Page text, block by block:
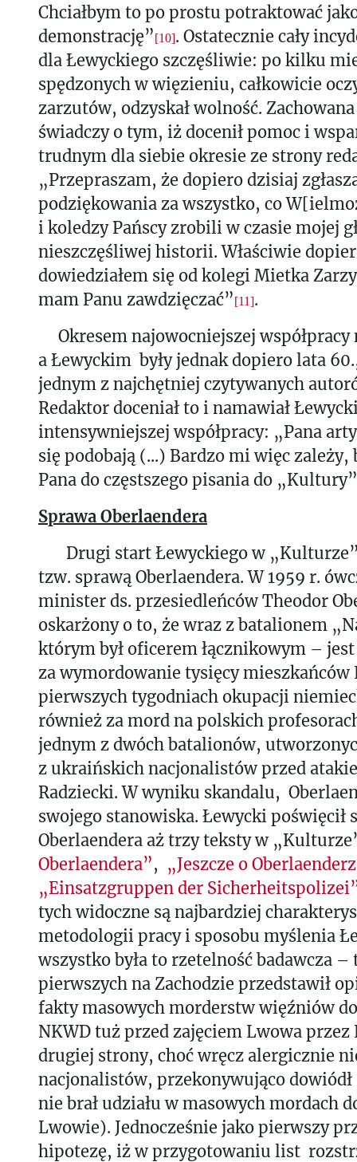
Chciałbym to po prostu potraktować
demonstrację”[10]. Ostatecznie cały
dla Łewyckiego szczęśliwie: po kilku
spędzonych w więzieniu, całkowicie
zarzutów, odzyskał wolność.
świadczy o tym, iż docenił pomoc i
trudnym dla siebie okresie ze strony
„Przepraszam, że dopiero dzisiaj
podziękowania za wszystko, co
i koledzy Pańscy zrobili w czasie mojej
nieszczęśliwej historii. Właściwie
dowiedziałem się od kolegi Mietka
mam Panu zawdzięczać”[11].
Okresem najowocniejszej
a Łewyckim były jednak dopiero lata
jednym z najchętniej czytywanych
Redaktor doceniał to i namawiał
intensywniejszej współpracy: „Pana
się podobają (...) Bardzo mi więc zależy,
Pana do częstszego pisania do
Sprawa Oberlaendera
Drugi start Łewyckiego w
tzw. sprawą Oberlaendera. W 1959 r.
minister ds. przesiedleńców Theodor
oskarżony o to, że wraz z batalionem
którym był oficerem łącznikowym –
za wymordowanie tysięcy mieszkańców
pierwszych tygodniach okupacji
również za mord na polskich
jednym z dwóch batalionów,
z ukraińskich nacjonalistów przed
Radziecki. W wyniku skandalu,
swojego stanowiska. Łewycki poświęcił
Oberlaendera aż trzy teksty w
Oberlaendera”, „Jeszcze o
„Einsatzgruppen der
tych widoczne są najbardziej
metodologii pracy i sposobu myślenia
wszystko była to rzetelność badawcza –
pierwszych na Zachodzie przedstawił
fakty masowych morderstw więźniów
NKWD tuż przed zajęciem Lwowa przez
drugiej strony, choć wręcz alergicznie
nacjonalistów, przekonywująco
nie brał udziału w masowych mordach
Lwowie). Jednocześnie jako pierwszy
hipotezę, iż w przygotowaniu list